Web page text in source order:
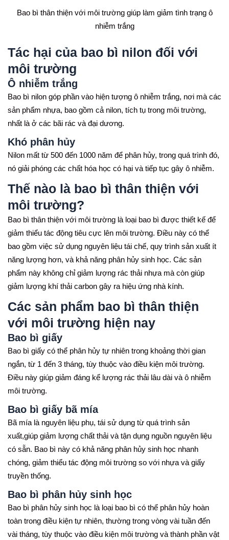
Bao bì thân thiện với môi trường giúp làm giảm tình trạng ô
nhiễm trắng
Tác hại của bao bì nilon đối với
môi trường
Ô nhiễm trắng
Bao bì nilon góp phần vào hiện tượng ô nhiễm trắng, nơi mà các
sản phẩm nhựa, bao gồm cả nilon, tích tụ trong môi trường,
nhất là ở các bãi rác và đại dương.
Khó phân hủy
Nilon mất từ 500 đến 1000 năm để phân hủy, trong quá trình đó,
nó giải phóng các chất hóa học có hại và tiếp tục gây ô nhiễm.
Thế nào là bao bì thân thiện với
môi trường?
Bao bì thân thiện với môi trường là loại bao bì được thiết kế để
giảm thiểu tác động tiêu cực lên môi trường. Điều này có thể
bao gồm việc sử dụng nguyên liệu tái chế, quy trình sản xuất ít
năng lượng hơn, và khả năng phân hủy sinh học. Các sản
phẩm này không chỉ giảm lượng rác thải nhựa mà còn giúp
giảm lượng khí thải carbon gây ra hiệu ứng nhà kính.
Các sản phẩm bao bì thân thiện
với môi trường hiện nay
Bao bì giấy
Bao bì giấy có thể phân hủy tự nhiên trong khoảng thời gian
ngắn, từ 1 đến 3 tháng, tùy thuộc vào điều kiện môi trường.
Điều này giúp giảm đáng kể lượng rác thải lâu dài và ô nhiễm
môi trường.
Bao bì giấy bã mía
Bã mía là nguyên liệu phụ, tái sử dụng từ quá trình sản
xuất,giúp giảm lượng chất thải và tận dụng nguồn nguyên liệu
có sẵn. Bao bì này có khả năng phân hủy sinh học nhanh
chóng, giảm thiểu tác động môi trường so với nhựa và giấy
truyền thống.
Bao bì phân hủy sinh học
Bao bì phân hủy sinh học là loại bao bì có thể phân hủy hoàn
toàn trong điều kiện tự nhiên, thường trong vòng vài tuần đến
vài tháng, tùy thuộc vào điều kiện môi trường và thành phần vật